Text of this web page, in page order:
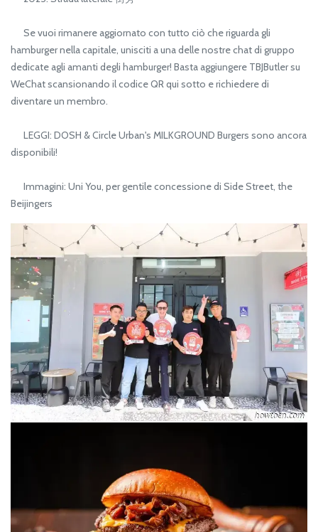
Se vuoi rimanere aggiornato con tutto ciò che riguarda gli
hamburger nella capitale, unisciti a una delle nostre chat di gruppo
dedicate agli amanti degli hamburger! Basta aggiungere TBJButler su
WeChat scansionando il codice QR qui sotto e richiedere di
diventare un membro.
LEGGI: DOSH & Circle Urban's MILKGROUND Burgers sono ancora
disponibili!
Immagini: Uni You, per gentile concessione di Side Street, the
Beijingers